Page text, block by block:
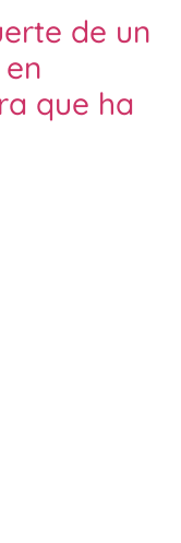
de un
que ha